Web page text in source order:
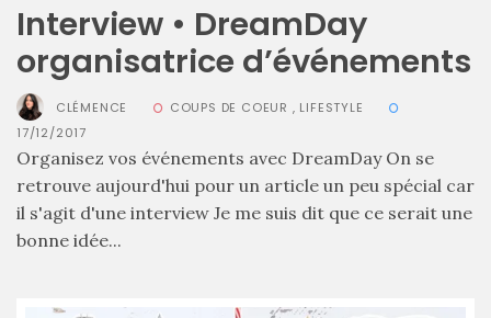
le
shopper
marron
chic
et
tendance
30/05/2026
Interview • DreamDay
organisatrice d’événements
CLÉMENCE COUPS DE COEUR , LIFESTYLE
17/12/2017
Organisez vos événements avec DreamDay On se
retrouve aujourd'hui pour un article un peu spécial car
il s'agit d'une interview Je me suis dit que ce serait une
bonne idée...